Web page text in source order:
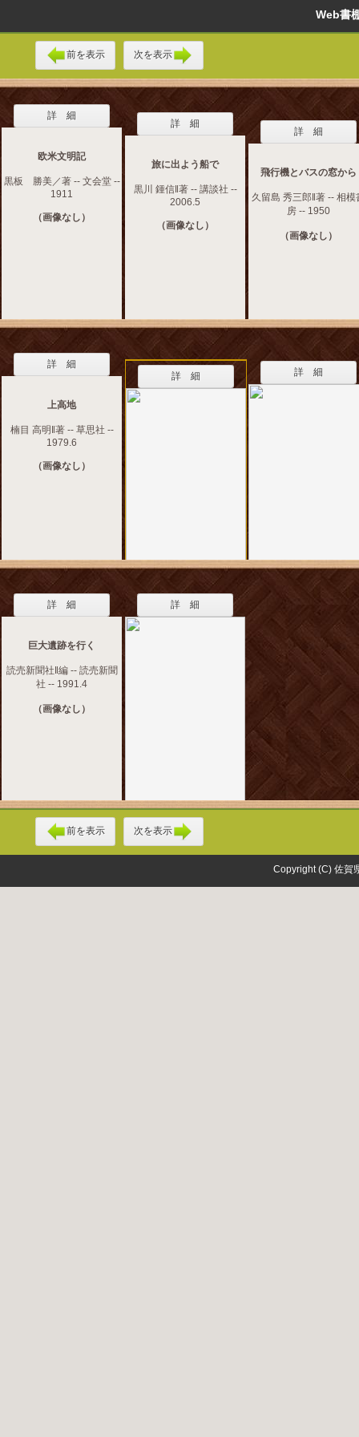
Web
前を表示 次を表示
詳 細
欧米文明記
黒板 勝美／著 -- 文会堂 --
1911
（画像なし）
詳 細
旅に出よう船で
黒川 鍾信‖著 -- 講談社 --
2006.5
（画像なし）
詳 細
飛行機とバスの窓から
久留島 秀三郎‖著 -- 相模
房 -- 1950
（画像なし）
詳 細
上高地
楠目 高明‖著 -- 草思社 --
1979.6
（画像なし）
詳 細 詳 細
詳 細
巨大遺跡を行く
読売新聞社‖編 -- 読売新聞
社 -- 1991.4
（画像なし）
詳 細
前を表示 次を表示
Copyright (C) 佐賀